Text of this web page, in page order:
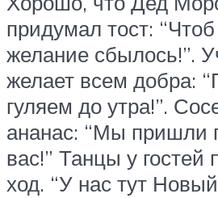
придумал тост:
желание сбылось!”.
желает всем добра:
гуляем до утра!”.
ананас: “Мы пришли
вас!” Танцы у гостей
ход. “У нас тут Новый